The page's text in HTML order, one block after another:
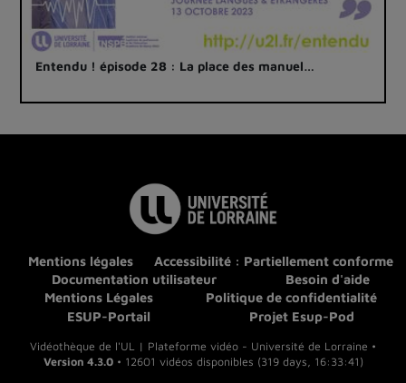
Entendu ! épisode 28 : La place des manuel…
Mentions légales
Accessibilité : Partiellement conforme
Documentation utilisateur
Besoin d'aide
Mentions Légales
Politique de confidentialité
ESUP-Portail
Projet Esup-Pod
Vidéothèque de l'UL | Plateforme vidéo - Université de Lorraine •
Version 4.3.0• 12601 vidéos disponibles (319 days, 16:33:41)